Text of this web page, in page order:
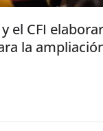
el CFI
la